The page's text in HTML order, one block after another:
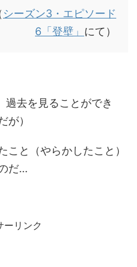
シーズン3・エピソード
6「登壁」 にて）
過去を見ることができ
が）
こと（やらかしたこと）
だ…
ーリンク